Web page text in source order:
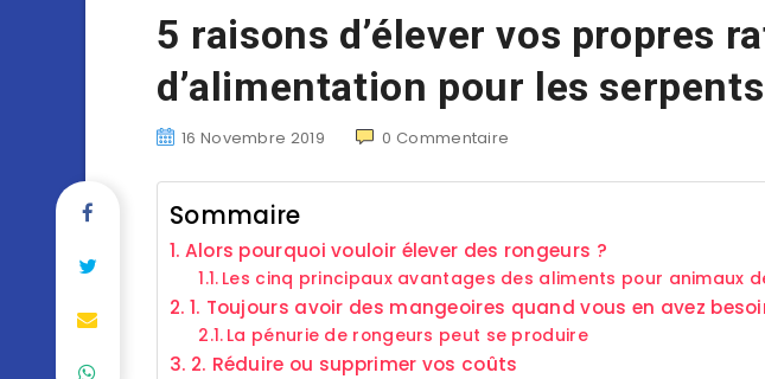
5 raisons d’élever vos propres
d’alimentation pour les serpents
16 Novembre 2019 0 Commentaire
Sommaire
Alors pourquoi vouloir élever des rongeurs ?
Les cinq principaux avantages des aliments pour animaux
1. Toujours avoir des mangeoires quand vous en avez
La pénurie de rongeurs peut se produire
2. Réduire ou supprimer vos coûts